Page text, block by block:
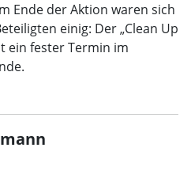
Ende der Aktion waren sich
einig: Der „Clean Up
ein fester Termin im